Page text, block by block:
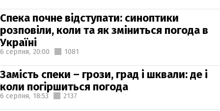
Спека почне відступати: синоптики
розповіли, коли та як зміниться погода в
Україні
6 серпня, 20:00 1081
Замість спеки – грози, град і шквали: де і
коли погіршиться погода
6 серпня, 18:53 2137